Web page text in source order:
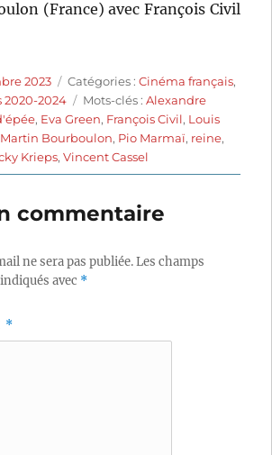
(France) avec François Civil
2023 Catégories
Catégories :Cinéma français,
2020-2024
Étiquettes
Mots-clés :Alexandre
, Eva Green, François Civil, Louis
Martin Bourboulon, Pio Marmaï, reine,
Krieps,Vincent Cassel
commentaire
ne sera pas publiée.Les champs
avec *
*